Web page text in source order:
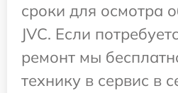
сроки для осмотра
JVC. Если
ремонт мы
технику в сервис в